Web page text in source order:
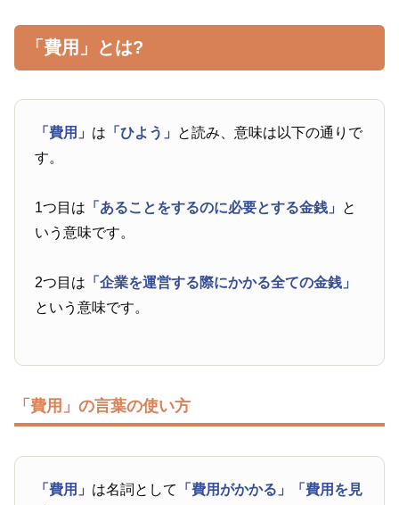
「費用」とは?
「費用」 は 「ひよう」 と読み、意味は以下の通りで
す。
1つ目は 「あることをするのに必要とする金銭」 と
いう意味です。
2つ目は 「企業を運営する際にかかる全ての金銭」
という意味です。
「費用」の言葉の使い方
「費用」 は名詞として 「費用がかかる」
「費用を見